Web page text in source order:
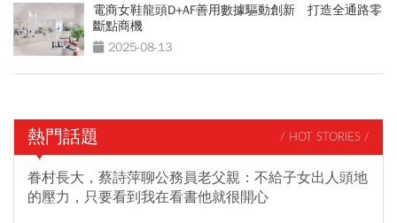
電商女鞋龍頭D+AF善用數據驅動創新 打造全通路零
斷點商機
2025-08-13
熱門話題 / HOT STORIES /
眷村長大，蔡詩萍聊公務員老父親：不給子女出人頭地
的壓力，只要看到我在看書他就很開心